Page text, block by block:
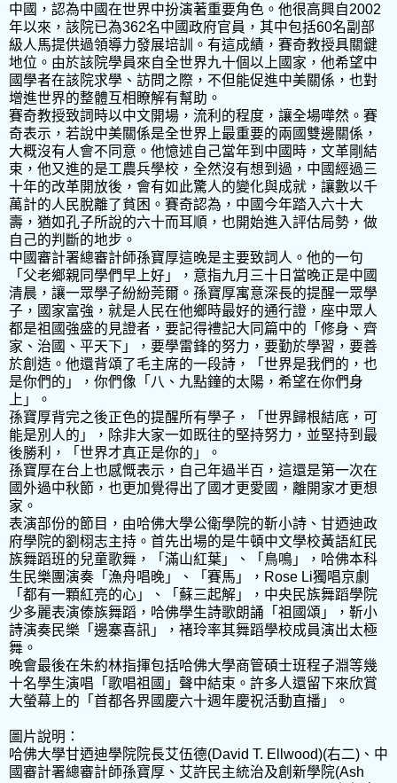
中國，認為中國在世界中扮演著重要角色。他很高興自2002
年以來，該院已為362名中國政府官員，其中包括60名副部
級人馬提供過領導力發展培訓。有這成績，賽奇教授具關鍵
地位。由於該院學員來自全世界九十個以上國家，他希望中
國學者在該院求學、訪問之際，不但能促進中美關係，也對
增進世界的整體互相瞭解有幫助。
賽奇教授致詞時以中文開場，流利的程度，讓全場嘩然。賽
奇表示，若說中美關係是全世界上最重要的兩國雙邊關係，
大概沒有人會不同意。他憶述自己當年到中國時，文革剛結
束，他又進的是工農兵學校，全然沒有想到過，中國經過三
十年的改革開放後，會有如此驚人的變化與成就，讓數以千
萬計的人民脫離了貧困。賽奇認為，中國今年踏入六十大
壽，猶如孔子所說的六十而耳順，也開始進入評估局勢，做
自己的判斷的地步。
中國審計署總審計師孫寶厚這晚是主要致詞人。他的一句
「父老鄉親同學們早上好」，意指九月三十日當晚正是中國
清晨，讓一眾學子紛紛莞爾。孫寶厚寓意深長的提醒一眾學
子，國家富強，就是人民在他鄉時最好的通行證，座中眾人
都是祖國強盛的見證者，要記得禮記大同篇中的「修身、齊
家、治國、平天下」，要學雷鋒的努力，要勤於學習，要善
於創造。他還背頌了毛主席的一段詩，「世界是我們的，也
是你們的」，你們像「八、九點鐘的太陽，希望在你們身
上」。
孫寶厚背完之後正色的提醒所有學子，「世界歸根結底，可
能是別人的」，除非大家一如既往的堅持努力，並堅持到最
後勝利，「世界才真正是你的」。
孫寶厚在台上也感慨表示，自己年過半百，這還是第一次在
國外過中秋節，也更加覺得出了國才更愛國，離開家才更想
家。
表演部份的節目，由哈佛大學公衛學院的靳小詩、甘迺迪政
府學院的劉栩志主持。首先出場的是牛頓中文學校黃語紅民
族舞蹈班的兒童歌舞，「滿山紅葉」、「鳥鳴」，哈佛本科
生民樂團演奏「漁舟唱晚」、「賽馬」，Rose Li獨唱京劇
「都有一顆紅亮的心」、「蘇三起解」，中央民族舞蹈學院
少多麗表演傣族舞蹈，哈佛學生詩歌朗誦「祖國頌」，靳小
詩演奏民樂「邊寨喜訊」，褚玲率其舞蹈學校成員演出太極
舞。
晚會最後在朱約林指揮包括哈佛大學商管碩士班程子淵等幾
十名學生演唱「歌唱祖國」聲中結束。許多人還留下來欣賞
大螢幕上的「首都各界國慶六十週年慶祝活動直播」。
圖片說明：
哈佛大學甘迺迪學院院長艾伍德(David T. Ellwood)(右二)、中
國審計署總審計師孫寶厚、艾許民主統治及創新學院(Ash